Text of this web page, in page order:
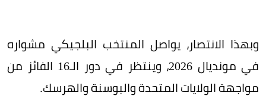
وبهذا الانتصار، يواصل المنتخب البلجيكي مشواره
في مونديال 2026، وينتظر في دور الـ16 الفائز من
مواجهة الولايات المتحدة والبوسنة والهرسك.